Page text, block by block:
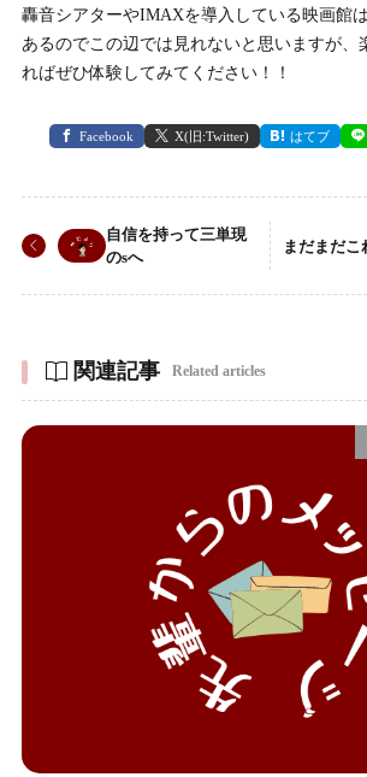
轟音シアターやIMAXを導入している映画館
あるのでこの辺では見れないと思いますが、
ればぜひ体験してみてください！！
Facebook X(旧:Twitter) はてブ
自信を持って三単現
のsへ
まだまだこ
関連記事 Related articles